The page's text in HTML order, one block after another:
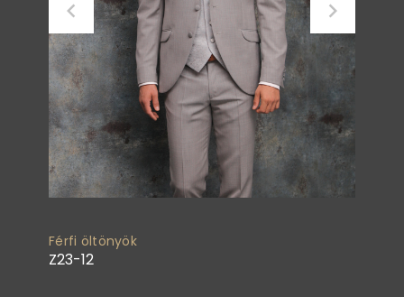
Férfi öltönyök
Z23-12